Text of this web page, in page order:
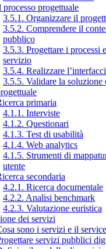
processo progettuale
3.5.1. Organizzare il
3.5.2. Comprendere il
pubblico
3.5.3. Progettare i processi
servizio
3.5.4. Realizzare
3.5.5. Validare la soluzione
primaria
4.1.1. Interviste
4.1.2. Questionari
4.1.3. Test di usabilità
4.1.4. Web analytics
4.1.5. Strumenti di
utente
secondaria
4.2.1. Ricerca documentale
4.2.2. Analisi benchmark
4.2.3. Valutazione euristica
dei servizi
sono i servizi e il
servizi pubblici